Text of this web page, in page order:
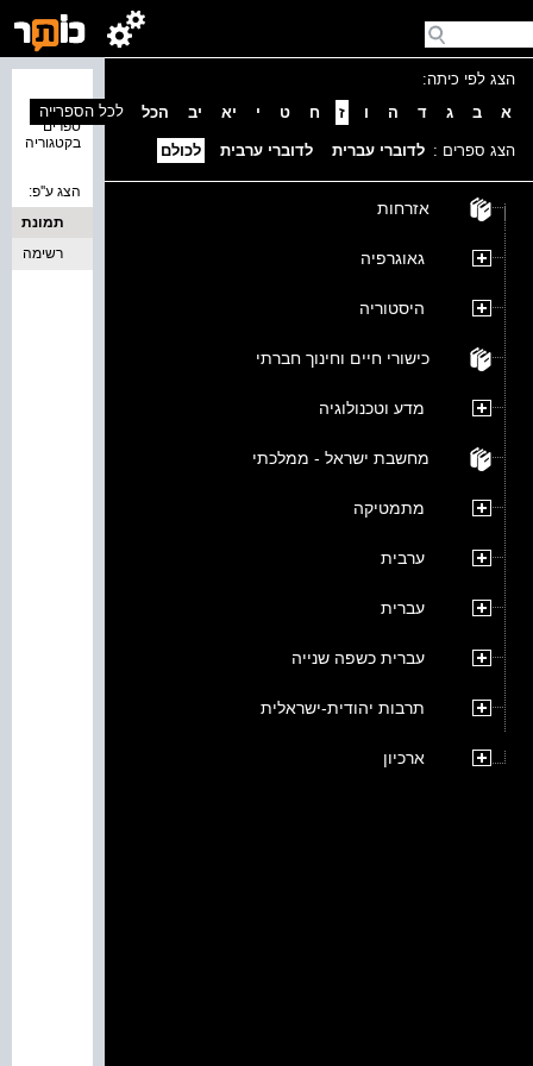
הצג לפי כיתה:
א
ב ג ד ה ו ז ח ט י יא יב הכל
הצג ספרים : לדוברי עברית לדוברי ערבית לכולם
אזרחות
גאוגרפיה
היסטוריה
כישורי חיים וחינוך חברתי
מדע וטכנולוגיה
מחשבת ישראל - ממלכתי
מתמטיקה
ערבית
עברית
עברית כשפה שנייה
תרבות יהודית-ישראלית
ארכיון
ספרים
בקטגוריה
לכל הספרייה
הצג ע''פ:
תמונת
כריכה
רשימה